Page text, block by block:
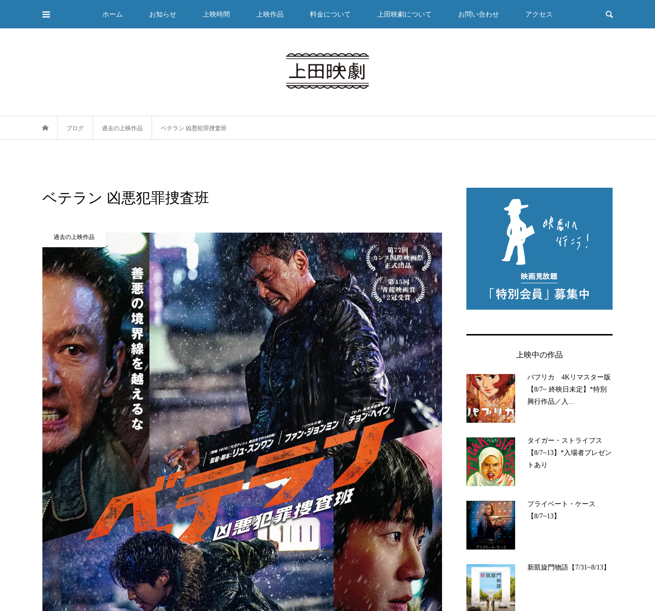
ホーム お知らせ 上映時間 上映作品 料金について 上田映劇について お問い合わせ アクセス
ブログ 過去の上映作品 ベテラン 凶悪犯罪捜査班
ベテラン 凶悪犯罪捜査班
過去の上映作品
上映中の作品
パプリカ 4Kリマスター版
【8/7~ 終映日未定】*特別
興行作品／入...
タイガー・ストライプス
【8/7~13】*入場者プレゼン
トあり
プライベート・ケース
【8/7~13】
新凱旋門物語【7/31~8/13】